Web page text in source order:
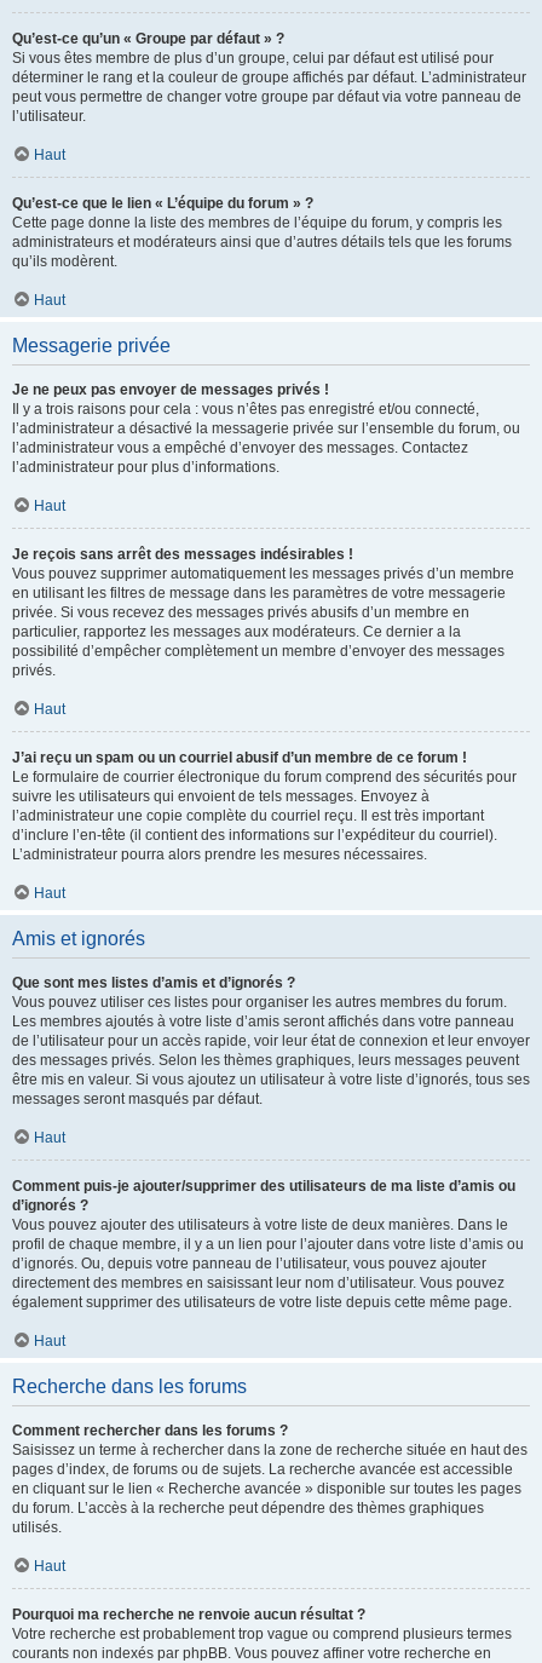
Qu’est-ce qu’un « Groupe par défaut » ?
Si vous êtes membre de plus d’un groupe, celui par défaut est utilisé pour
déterminer le rang et la couleur de groupe affichés par défaut. L’administrateur
peut vous permettre de changer votre groupe par défaut via votre panneau de
l’utilisateur.
Haut
Qu’est-ce que le lien « L’équipe du forum » ?
Cette page donne la liste des membres de l’équipe du forum, y compris les
administrateurs et modérateurs ainsi que d’autres détails tels que les forums
qu’ils modèrent.
Haut
Messagerie privée
Je ne peux pas envoyer de messages privés !
Il y a trois raisons pour cela : vous n’êtes pas enregistré et/ou connecté,
l’administrateur a désactivé la messagerie privée sur l’ensemble du forum, ou
l’administrateur vous a empêché d’envoyer des messages. Contactez
l’administrateur pour plus d’informations.
Haut
Je reçois sans arrêt des messages indésirables !
Vous pouvez supprimer automatiquement les messages privés d’un membre
en utilisant les filtres de message dans les paramètres de votre messagerie
privée. Si vous recevez des messages privés abusifs d’un membre en
particulier, rapportez les messages aux modérateurs. Ce dernier a la
possibilité d’empêcher complètement un membre d’envoyer des messages
privés.
Haut
J’ai reçu un spam ou un courriel abusif d’un membre de ce forum !
Le formulaire de courrier électronique du forum comprend des sécurités pour
suivre les utilisateurs qui envoient de tels messages. Envoyez à
l’administrateur une copie complète du courriel reçu. Il est très important
d’inclure l’en-tête (il contient des informations sur l’expéditeur du courriel).
L’administrateur pourra alors prendre les mesures nécessaires.
Haut
Amis et ignorés
Que sont mes listes d’amis et d’ignorés ?
Vous pouvez utiliser ces listes pour organiser les autres membres du forum.
Les membres ajoutés à votre liste d’amis seront affichés dans votre panneau
de l’utilisateur pour un accès rapide, voir leur état de connexion et leur envoyer
des messages privés. Selon les thèmes graphiques, leurs messages peuvent
être mis en valeur. Si vous ajoutez un utilisateur à votre liste d’ignorés, tous ses
messages seront masqués par défaut.
Haut
Comment puis-je ajouter/supprimer des utilisateurs de ma liste d’amis ou
d’ignorés ?
Vous pouvez ajouter des utilisateurs à votre liste de deux manières. Dans le
profil de chaque membre, il y a un lien pour l’ajouter dans votre liste d’amis ou
d’ignorés. Ou, depuis votre panneau de l’utilisateur, vous pouvez ajouter
directement des membres en saisissant leur nom d’utilisateur. Vous pouvez
également supprimer des utilisateurs de votre liste depuis cette même page.
Haut
Recherche dans les forums
Comment rechercher dans les forums ?
Saisissez un terme à rechercher dans la zone de recherche située en haut des
pages d’index, de forums ou de sujets. La recherche avancée est accessible
en cliquant sur le lien « Recherche avancée » disponible sur toutes les pages
du forum. L’accès à la recherche peut dépendre des thèmes graphiques
utilisés.
Haut
Pourquoi ma recherche ne renvoie aucun résultat ?
Votre recherche est probablement trop vague ou comprend plusieurs termes
courants non indexés par phpBB. Vous pouvez affiner votre recherche en